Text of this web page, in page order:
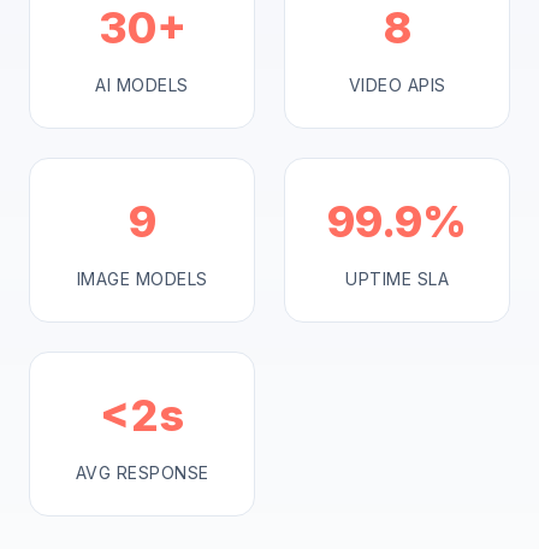
30+
AI MODELS
8
VIDEO APIS
9
IMAGE MODELS
99.9%
UPTIME SLA
<2s
AVG RESPONSE